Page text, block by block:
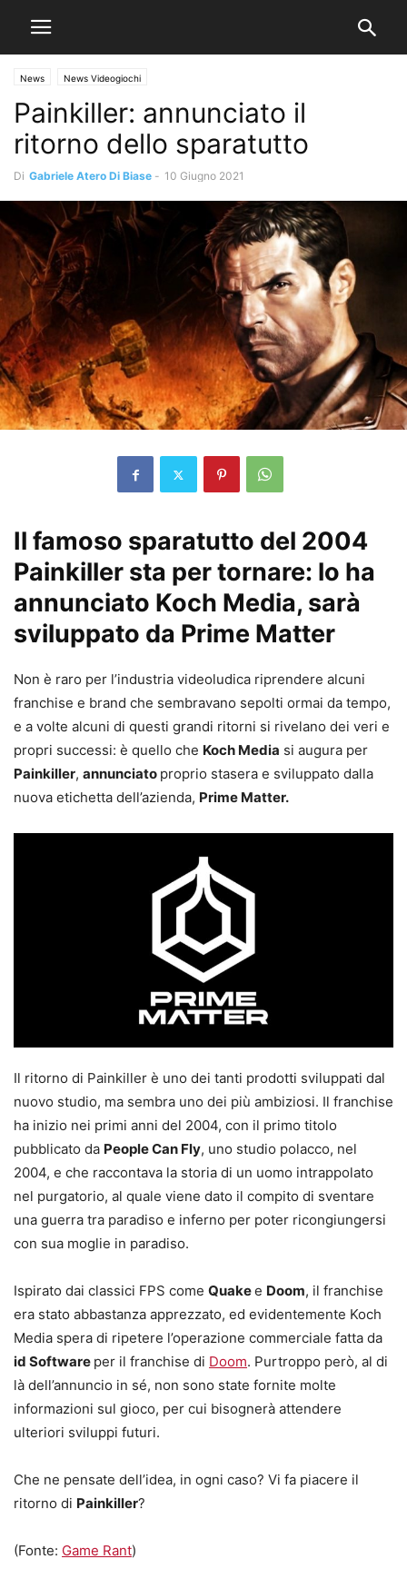
News News Videogiochi
Painkiller: annunciato il
ritorno dello sparatutto
Di Gabriele Atero Di Biase - 10 Giugno 2021
Il famoso sparatutto del 2004
Painkiller sta per tornare: lo ha
annunciato Koch Media, sarà
sviluppato da Prime Matter
Non è raro per l’industria videoludica riprendere alcuni
franchise e brand che sembravano sepolti ormai da tempo,
e a volte alcuni di questi grandi ritorni si rivelano dei veri e
propri successi: è quello che Koch Media si augura per
Painkiller, annunciato proprio stasera e sviluppato dalla
nuova etichetta dell’azienda, Prime Matter.
Il ritorno di Painkiller è uno dei tanti prodotti sviluppati dal
nuovo studio, ma sembra uno dei più ambiziosi. Il franchise
ha inizio nei primi anni del 2004, con il primo titolo
pubblicato da People Can Fly, uno studio polacco, nel
2004, e che raccontava la storia di un uomo intrappolato
nel purgatorio, al quale viene dato il compito di sventare
una guerra tra paradiso e inferno per poter ricongiungersi
con sua moglie in paradiso.
Ispirato dai classici FPS come Quakee Doom, il franchise
era stato abbastanza apprezzato, ed evidentemente Koch
Media spera di ripetere l’operazione commerciale fatta da
id Software per il franchise di Doom. Purtroppo però, al di
là dell’annuncio in sé, non sono state fornite molte
informazioni sul gioco, per cui bisognerà attendere
ulteriori sviluppi futuri.
Che ne pensate dell’idea, in ogni caso? Vi fa piacere il
ritorno di Painkiller?
(Fonte: Game Rant)